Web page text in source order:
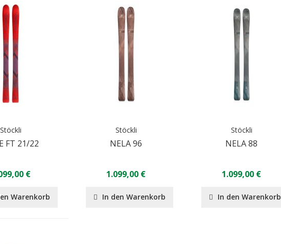
Stöckli
FT 21/22
€
Warenkorb
Stöckli
NELA 96
1.099,00 €
In den Warenkorb
Stöckli
NELA 88
1.099,00 €
In den Warenkorb